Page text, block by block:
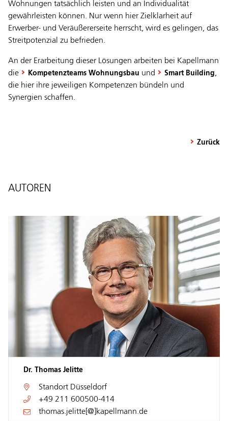
Wohnungen tatsächlich leisten und an Individualität
gewährleisten können. Nur wenn hier Zielklarheit auf
Erwerber- und Veräußererseite herrscht, wird es gelingen, das
Streitpotenzial zu befrieden.
An der Erarbeitung dieser Lösungen arbeiten bei Kapellmann
die
Kompetenzteams Wohnungsbau und Smart Building,
die hier ihre jeweiligen Kompetenzen bündeln und
Synergien schaffen.
Zurück
AUTOREN
Dr. Thomas Jelitte
Standort Düsseldorf
+49 211 600500-414
thomas.jelitte[@]kapellmann.de